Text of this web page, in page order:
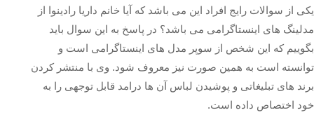
یکی از سوالات رایج افراد این می باشد که آیا خانم داریا رادینوا از
مدلینگ های اینستاگرامی می باشد؟ در پاسخ به این سوال باید
بگوییم که این شخص از سوپر مدل های اینستاگرامی است و
توانسته است به همین صورت نیز معروف شود. وی با منتشر کردن
برند های تبلیغاتی و پوشیدن لباس آن ها درامد قابل توجهی را به
خود اختصاص داده است.